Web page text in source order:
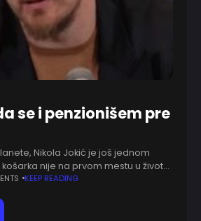
se i penzionišem pre
Nikola Jokić je još jednom
nije na prvom mestu u životu.
po rečima njegovog nekadašnjeg
KEEP READING